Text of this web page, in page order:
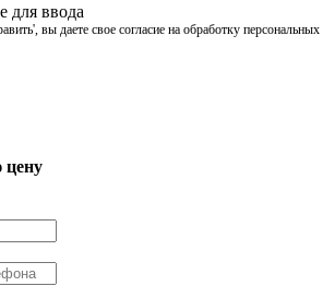
для ввода
вы даете свое согласие на обработку персональных
цену